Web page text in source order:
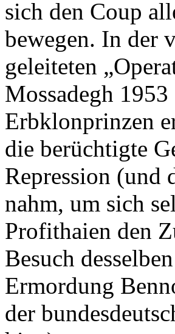
sich den Coup
bewegen. In der
geleiteten
Mossadegh
Erbklonprinzen
die berüchtigte
Repression (und
nahm, um sich
Profithaien den
Besuch
Ermordung
der